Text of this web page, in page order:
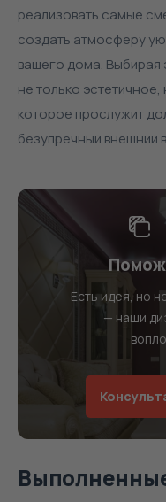
реализовать самые
создать атмосферу
вашего дома. Выбирая
не только
которое прослужит
безупречный внешний
Есть идея, но
— наши